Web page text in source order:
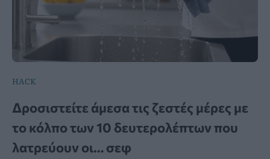
HACK
Δροσιστείτε άμεσα τις ζεστές μέρες με
το κόλπο των 10 δευτερολέπτων που
λατρεύουν οι… σεφ